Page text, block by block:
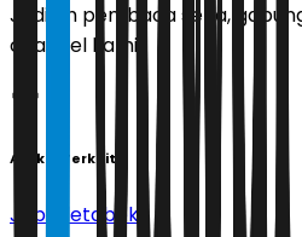
Jadilah pembaca setia,
channel kami!
Artikel Terkait
Jabodetabek